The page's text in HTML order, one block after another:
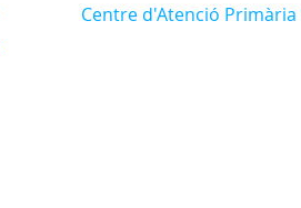
Centre d'Atenció Primària